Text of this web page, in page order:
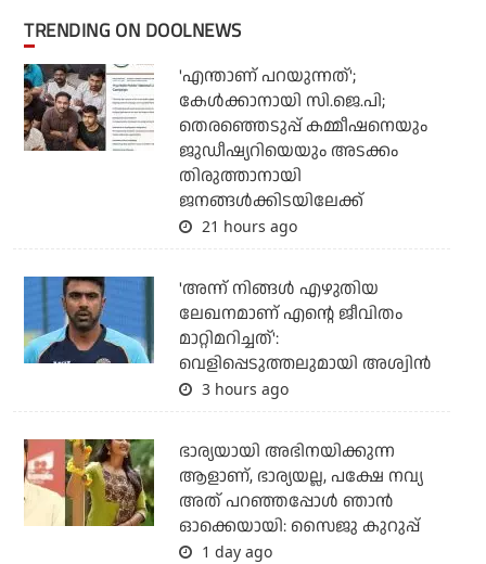
TRENDING ON DOOLNEWS
'എന്താണ് പറയുന്നത്';
കേള്‍ക്കാനായി സി.ജെ.പി;
തെരഞ്ഞെടുപ്പ് കമ്മീഷനെയും
ജുഡീഷ്യറിയെയും അടക്കം
തിരുത്താനായി
ജനങ്ങള്‍ക്കിടയിലേക്ക്
21 hours ago
'അന്ന് നിങ്ങള്‍ എഴുതിയ
ലേഖനമാണ് എന്റെ ജീവിതം
മാറ്റിമറിച്ചത്':
വെളിപ്പെടുത്തലുമായി അശ്വിന്‍
3 hours ago
ഭാര്യയായി അഭിനയിക്കുന്ന
ആളാണ്, ഭാര്യയല്ല, പക്ഷേ നവ്യ
അത് പറഞ്ഞപ്പോള്‍ ഞാന്‍
ഓക്കെയായി: സൈജു കുറുപ്പ്
1 day ago